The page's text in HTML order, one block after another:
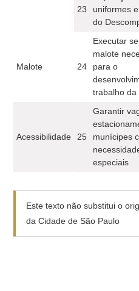
23
uniformes
do
Malote 24
Executar
malote
para o
trabalho da
Acessibilidade 25
Garantir
munícipes
especiais
Este texto não substitui o
da Cidade de São Paulo